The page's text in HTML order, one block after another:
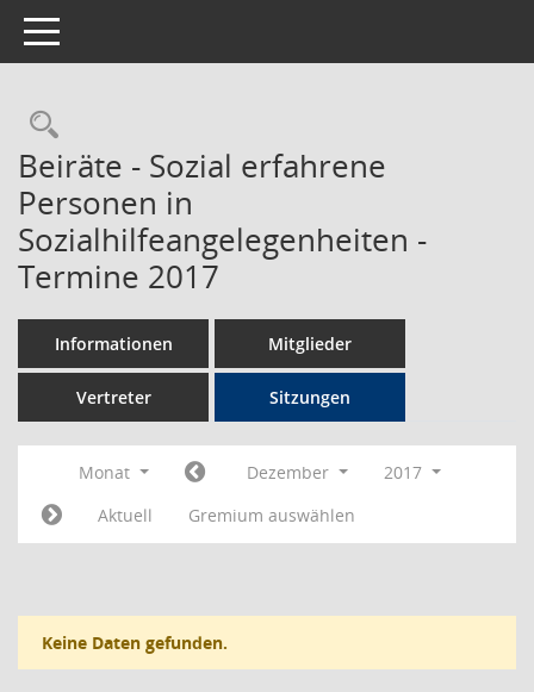
Toggle navigation
Rechercheauswahl
Beiräte - Sozial erfahrene
Personen in
Sozialhilfeangelegenheiten -
Termine 2017
Informationen Mitglieder
Vertreter Sitzungen
Monat Dezember
2017
Aktuell
Gremium auswählen
Keine Daten gefunden.